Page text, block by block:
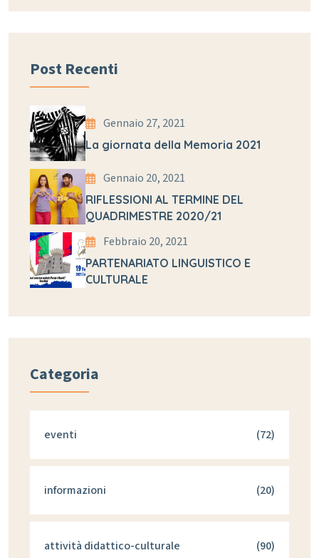
Post Recenti
Gennaio 27, 2021
La giornata della Memoria 2021
Gennaio 20, 2021
RIFLESSIONI AL TERMINE DEL
QUADRIMESTRE 2020/21
Febbraio 20, 2021
PARTENARIATO LINGUISTICO E
CULTURALE
Categoria
eventi (72)
informazioni (20)
attività didattico-culturale (90)